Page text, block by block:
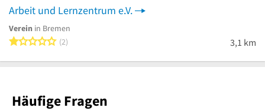
Arbeit und Lernzentrum e.V.
Verein in Bremen
1 von 5 Sternen
2 3,1 km
Häufige Fragen